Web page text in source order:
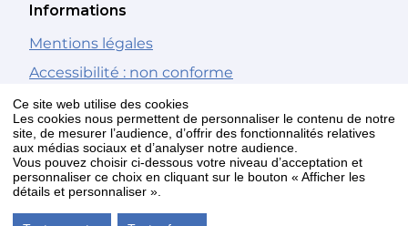
Ce site web utilise des cookies
Les cookies nous permettent de personnaliser le contenu de notre
site, de mesurer l’audience, d’offrir des fonctionnalités relatives
aux médias sociaux et d’analyser notre audience.
Vous pouvez choisir ci-dessous votre niveau d’acceptation et
personnaliser ce choix en cliquant sur le bouton « Afficher les
détails et personnaliser ».
Informations
Mentions légales
Accessibilité : non conforme
Gestion des cookies
Nous suivre
Facebook